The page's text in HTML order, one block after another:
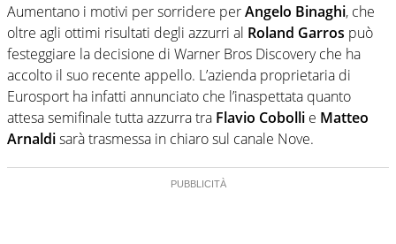
Aumentano i motivi per sorridere perAngelo Binaghi, che
oltre agli ottimi risultati degli azzurri al Roland Garros può
festeggiare la decisione di Warner Bros Discovery che ha
accolto il suo recente appello. L’azienda proprietaria di
Eurosport ha infatti annunciato che l’inaspettata quanto
attesa semifinale tutta azzurra tra Flavio Cobolli e Matteo
Arnaldisarà trasmessa in chiaro sul canale Nove.